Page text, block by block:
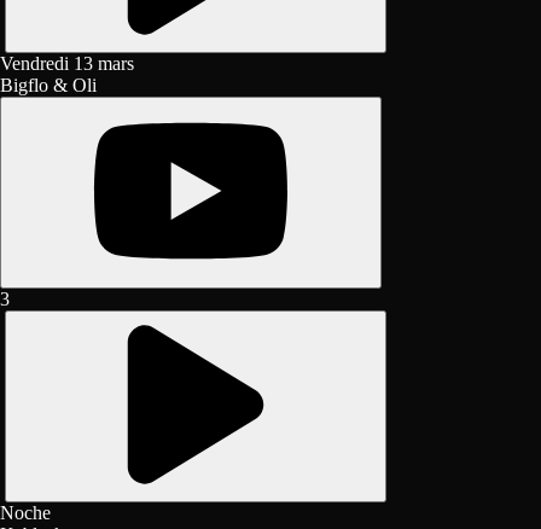
Vendredi 13 mars
Bigflo & Oli
3
Noche